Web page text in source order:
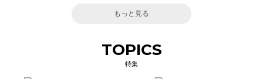
もっと見る
TOPICS
特集